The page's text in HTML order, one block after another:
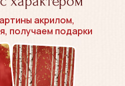
акрилом,
получаем подарки